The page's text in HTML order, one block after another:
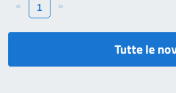
« 1 »
Tutte le